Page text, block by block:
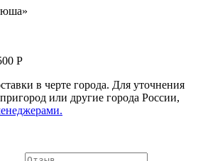
Р
в черте города. Для уточнения
или другие города России,